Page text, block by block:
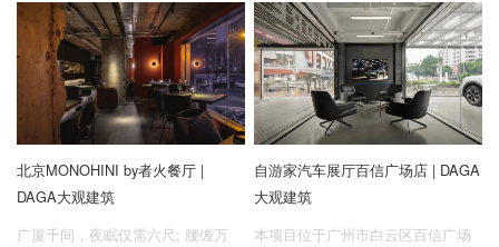
北京MONOHINI by者火餐厅 |
DAGA大观建筑
广厦千间，夜眠仅需六尺; 腰缠万
自游家汽车展厅百信广场店 | DAGA
大观建筑
本项目位于广州市白云区百信广场